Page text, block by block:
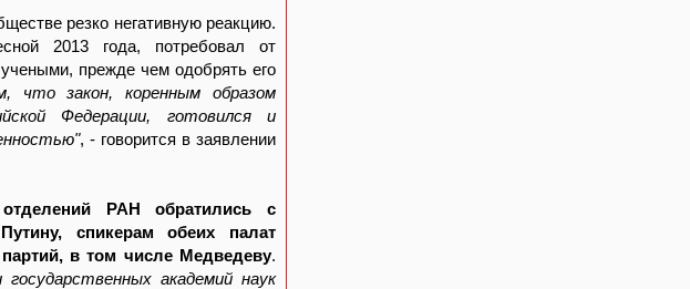
резко негативную реакцию.
2013 года, потребовал от
прежде чем одобрять его
что закон, коренным образом
Федерации, готовился и
, - говорится в заявлении
отделений РАН обратились с
спикерам обеих палат
в том числе Медведеву.
академий наук